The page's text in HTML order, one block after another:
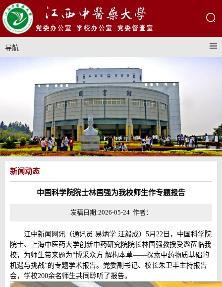
导航
新闻动态
中国科学院院士林国强为我校师生作专题报告
发稿日期:2026-05-24 作者：
江中新闻网讯（通讯员 易炳学 汪毅成）5月22日，中国科学院
院士、上海中医药大学创新中药研究院院长林国强教授受邀莅临我
校，为师生带来题为“博采众方 解构本草——探索中药物质基础的
机遇与挑战”的专题学术报告。党委副书记、校长朱卫丰主持报告
会，学校200余名师生共同聆听了报告。